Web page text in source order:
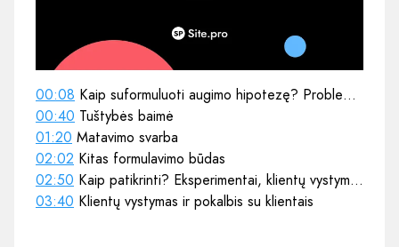
00:08 Kaip suformuluoti augimo hipotezę? Problemos su formulavimu
00:40 Tuštybės baimė
01:20 Matavimo svarba
02:02 Kitas formulavimo būdas
02:50 Kaip patikrinti? Eksperimentai, klientų vystymas ir kiti būdai
03:40 Klientų vystymas ir pokalbis su klientais